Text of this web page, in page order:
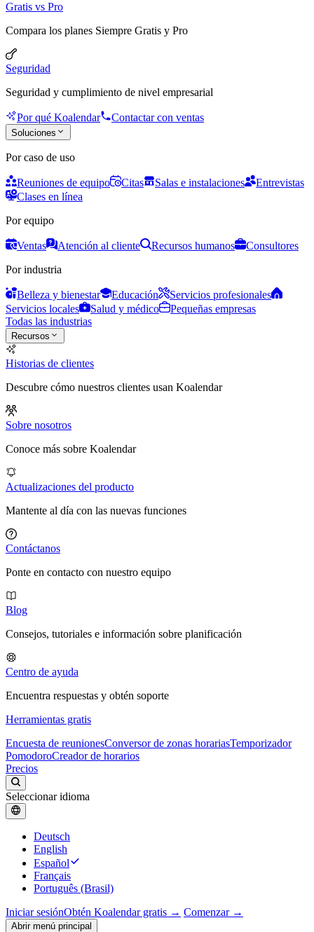
Gratis vs Pro
Compara los planes Siempre Gratis y Pro
Seguridad
Seguridad y cumplimiento de nivel empresarial
Por qué Koalendar Contactar con ventas
Soluciones
Por caso de uso
Reuniones de equipo Citas Salas e instalaciones
Entrevistas
Clases en línea
Por equipo
Ventas Atención al cliente Recursos humanos
Consultores
Por industria
Belleza y bienestar Educación
Servicios profesionales
Servicios locales
Salud y médico
Pequeñas empresas
Todas las industrias
Recursos
Historias de clientes
Descubre cómo nuestros clientes usan Koalendar
Sobre nosotros
Conoce más sobre Koalendar
Actualizaciones del producto
Mantente al día con las nuevas funciones
Contáctanos
Ponte en contacto con nuestro equipo
Blog
Consejos, tutoriales e información sobre planificación
Centro de ayuda
Encuentra respuestas y obtén soporte
Herramientas gratis
Encuesta de reunionesConversor de zonas horariasTemporizador
PomodoroCreador de horarios
Precios
Seleccionar idioma
Deutsch
English
Español
Français
Português (Brasil)
Iniciar sesiónObtén Koalendar gratis → Comenzar →
Abrir menú principal